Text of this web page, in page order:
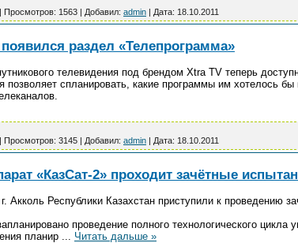
| Просмотров: 1563 | Добавил: admin | Дата: 18.10.2011
раздел «Телепрограмма»
телевидения под брендом Xtra TV теперь
позволяет спланировать, какие программы им хотелось
| Просмотров: 3145 | Добавил: admin | Дата: 18.10.2011
«КазСат-2» проходит зачётные
Акколь Республики Казахстан приступили к проведению
проведение полного технологического
планир ... Читать дальше »